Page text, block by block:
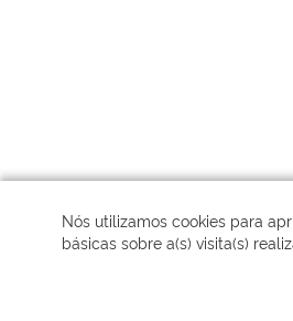
Nós utilizamos cookies para
básicas sobre a(s) visita(s)